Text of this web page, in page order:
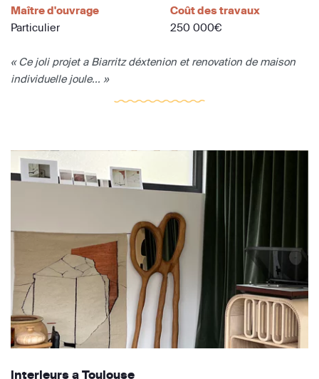
Maître d'ouvrage
Particulier
Coût des travaux
250 000€
« Ce joli projet a Biarritz déxtenion et renovation de maison
individuelle joule... »
interieurs a Toulouse